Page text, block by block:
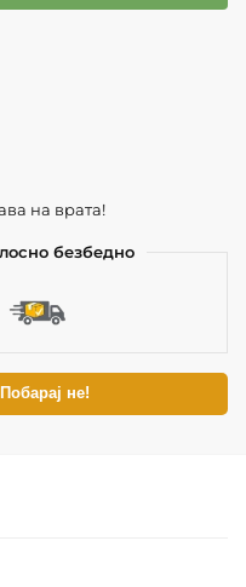
на врата!
безбедно
не!